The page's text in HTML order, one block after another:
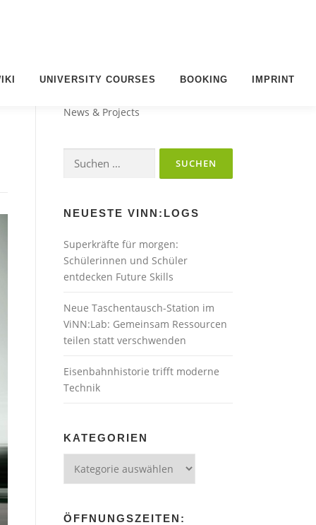
UNIVERSITY COURSES BOOKING IMPRINT
News & Projects
Suchen
nach:
NEUESTE VINN:LOGS
Superkräfte für morgen:
Schülerinnen und Schüler
entdecken Future Skills
Neue Taschentausch-Station im
ViNN:Lab: Gemeinsam Ressourcen
teilen statt verschwenden
Eisenbahnhistorie trifft moderne
Technik
KATEGORIEN
ÖFFNUNGSZEITEN: